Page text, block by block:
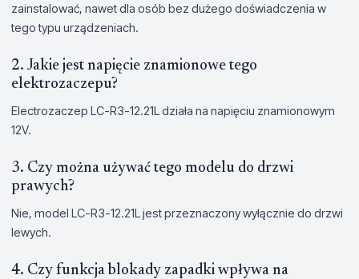
zainstalować, nawet dla osób bez dużego doświadczenia w
tego typu urządzeniach.
2. Jakie jest napięcie znamionowe tego
elektrozaczepu?
Electrozaczep LC-R3-12.21L działa na napięciu znamionowym
12V.
3. Czy można używać tego modelu do drzwi
prawych?
Nie, model LC-R3-12.21L jest przeznaczony wyłącznie do drzwi
lewych.
4. Czy funkcja blokady zapadki wpływa na